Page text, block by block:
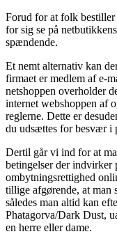
Forud for at folk
for sig se på
spændende.
Et nemt alternativ kan
firmaet er medlem af e-
netshoppen overholder
internet webshoppen af
reglerne. Dette er
du udsættes for besvær i
Dertil går vi ind for at
betingelser der indvirker
ombytningsrettighed
tillige afgørende, at man
således man altid kan
Phatagorva/Dark Dust,
en herre eller dame.